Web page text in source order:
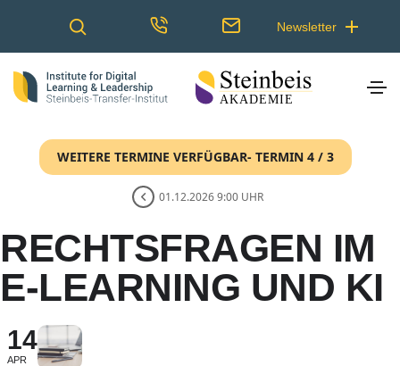
Newsletter
WEITERE TERMINE VERFÜGBAR- TERMIN 4 / 3
01.12.2026 9:00 UHR
RECHTSFRAGEN IM
E-LEARNING UND KI
14
APR